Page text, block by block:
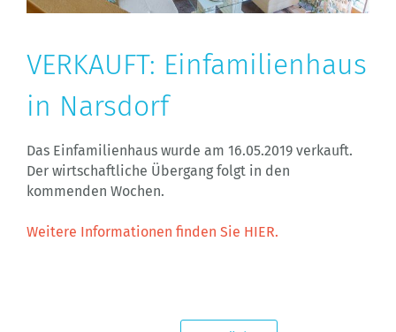
VERKAUFT: Einfamilienhaus
in Narsdorf
Das Einfamilienhaus wurde am 16.05.2019 verkauft.
Der wirtschaftliche Übergang folgt in den
kommenden Wochen.
Weitere Informationen finden Sie HIER.